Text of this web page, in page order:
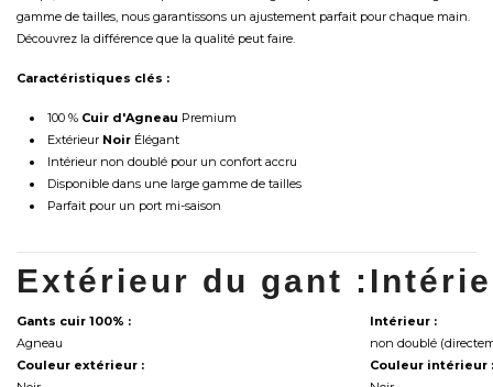
gamme de tailles, nous garantissons un ajustement parfait pour chaque main.
Découvrez la différence que la qualité peut faire.
Caractéristiques clés :
100 % Cuir d'Agneau Premium
Extérieur Noir Élégant
Intérieur non doublé pour un confort accru
Disponible dans une large gamme de tailles
Parfait pour un port mi-saison
Extérieur du gant :
Gants cuir 100% :
Agneau
Couleur extérieur :
Intérieur :
non doublé
Couleur intérieur :